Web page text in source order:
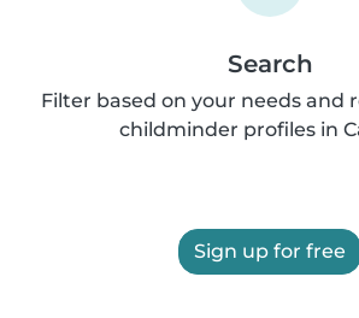
Search
Filter based on your needs and
childminder profiles in
Sign up for free